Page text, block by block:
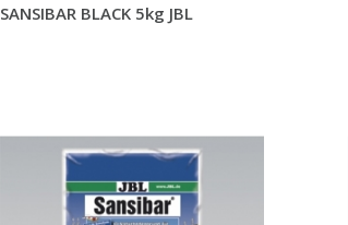
SANSIBAR BLACK 5kg JBL